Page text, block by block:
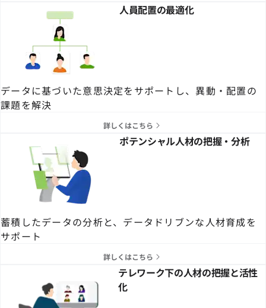
人員配置の最適化
データに基づいた意思決定をサポートし、異動・配置の
課題を解決
詳しくはこちら
ポテンシャル人材の把握・分析
蓄積したデータの分析と、データドリブンな人材育成を
サポート
詳しくはこちら
テレワーク下の人材の把握と活性
化